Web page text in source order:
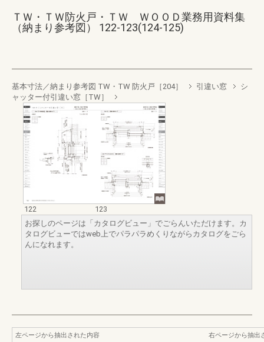
ＴＷ・ＴＷ防火戸・ＴＷ ＷＯＯＤ業務用資料集
（納まり参考図） 122-123(124-125)
基本寸法／納まり参考図 TW・TW 防火戸［204］ 引違い窓
シ
ャッター付引違い窓［TW］
122
123
お探しのページは「カタログビュー」でごらんいただけます。カ
タログビューではweb上でパラパラめくりながらカタログをごら
んになれます。
左ページから抽出された内容
右ページから抽出